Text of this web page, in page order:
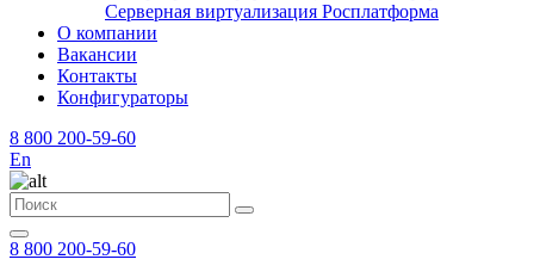
Серверная виртуализация Росплатформа
О компании
Вакансии
Контакты
Конфигураторы
8 800 200-59-60
En
8 800 200-59-60